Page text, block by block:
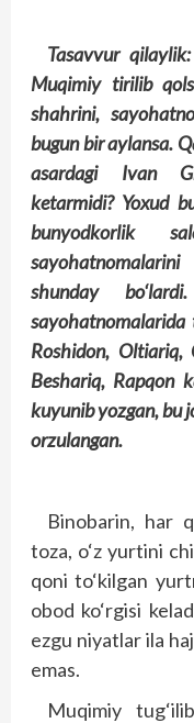
Tasavvur
Muqimiy tirilib
shahrini,
bugun bir aylansa.
asardagi Ivan
ketarmidi? Yoxud
bunyodkorlik
shunday
sayohatnomalarida
Roshidon, Oltiariq,
Beshariq, Rapqon
kuyunib yozgan, bu
orzulangan.
Binobarin, har
toza, o‘z yurtini
qoni to‘kilgan
obod ko‘rgisi
ezgu niyatlar ila
emas.
Muqimiy